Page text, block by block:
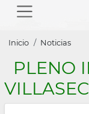
navigation
enlaces
de
ayuda
Inicio Noticias
PLENO